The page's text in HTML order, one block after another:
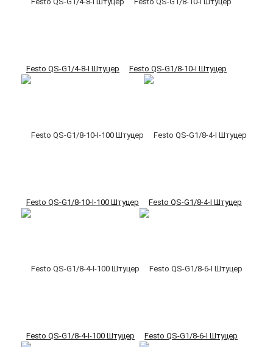
Festo QS-G1/4-8-I Штуцер Festo QS-G1/8-10-I Штуцер
Festo QS-G1/8-10-I-100 Штуцер Festo QS-G1/8-4-I Штуцер
Festo QS-G1/8-4-I-100 Штуцер Festo QS-G1/8-6-I Штуцер